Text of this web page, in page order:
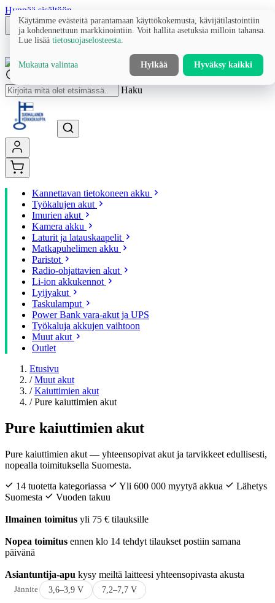
Hyppää sisältöön
Haku
Kannettavan tietokoneen akku
Työkalujen akut
Imurien akut
Kamera akku
Laturit ja latauskaapelit
Matkapuhelimen akku
Paristot
Radio-ohjattavien akut
Li-ion akkukennot
Lyijyakut
Taskulamput
Power Bank vara-akut ja UPS
Työkaluja akkujen vaihtoon
Muut akut
Outlet
Etusivu
/ Muut akut
/ Kaiuttimien akut
/ Pure kaiuttimien akut
Pure kaiuttimien akut
Pure kaiuttimien akut — yhteensopivat akut ja tarvikkeet edullisesti,
nopealla toimituksella Suomesta.
14 tuotetta kategoriassa
Yli 600 000 myytyä akkua
Lähetys
Suomesta
Vuoden takuu
Ilmainen toimitus yli 75 € tilauksille
Nopea toimitus ennen klo 14 tehdyt tilaukset postiin samana
päivänä
Asiantuntija-apu kysy meiltä laitteesi yhteensopivasta akusta
Jännite 3,6–3,9 V 7,2–7,7 V
Käytämme evästeitä parantamaan käyttökokemusta, kävijätilastointiin
ja kohdennettuun markkinointiin. Voit hallita asetuksia milloin tahansa.
Lue lisää tietosuojaselosteesta
Mukauta valintaa Hylkää Hyväksy kaikki